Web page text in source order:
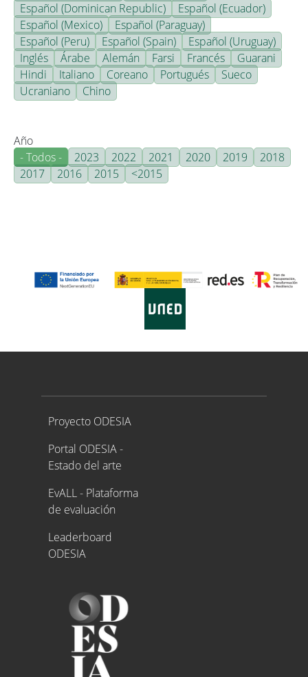
Español (Dominican Republic)
Español (Ecuador)
Español (Mexico)
Español (Paraguay)
Español (Peru)
Español (Spain)
Español (Uruguay)
Inglés
Árabe Alemán Farsi Francés
Guarani
Hindi
Italiano Coreano Portugués
Sueco
Ucraniano
Chino
Año
- Todos -
2023 2022 2021 2020 2019
2018
2017
2016 2015 <2015
Proyecto ODESIA
Proyecto ODESIA
Portal ODESIA -
Estado del arte
EvALL - Plataforma
de evaluación
Leaderboard
ODESIA